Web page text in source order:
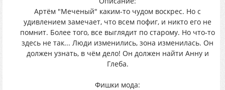
Артём "Меченый" каким-то чудом воскрес. Но с
удивлением замечает, что всем пофиг, и никто его не
помнит. Более того, все выглядит по старому. Но что-то
здесь не так... Люди изменились, зона изменилась. Он
должен узнать, в чём дело! Он должен найти Анну и
Глеба.
Фишки мода: